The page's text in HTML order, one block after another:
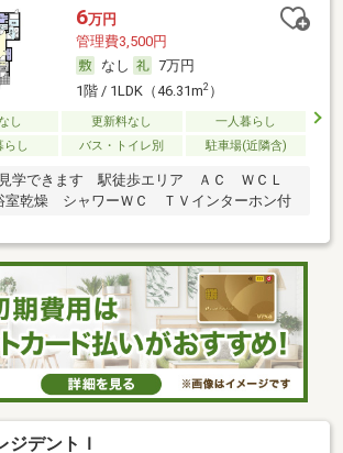
6万円
管理費3,500円
なし
7万円
1階 / 1LDK（46.31m2）
し 更新料なし
一人暮らし
らし
バス・トイレ別 駐車場(近隣含)
見学できます 駅徒歩エリア ＡＣ ＷＣＬ
乾燥 シャワーＷＣ ＴＶインターホン付
ジデントＩ